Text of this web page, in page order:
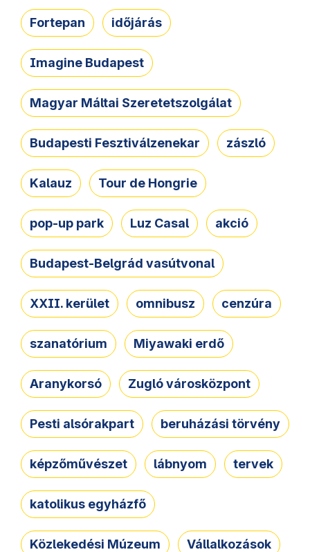
Fortepan időjárás
Imagine Budapest
Magyar Máltai Szeretetszolgálat
Budapesti Fesztiválzenekar zászló
Kalauz Tour de Hongrie
pop-up park Luz Casal akció
Budapest-Belgrád vasútvonal
XXII. kerület omnibusz cenzúra
szanatórium Miyawaki erdő
Aranykorsó Zugló városközpont
Pesti alsórakpart beruházási törvény
képzőművészet lábnyom tervek
katolikus egyházfő
Közlekedési Múzeum Vállalkozások